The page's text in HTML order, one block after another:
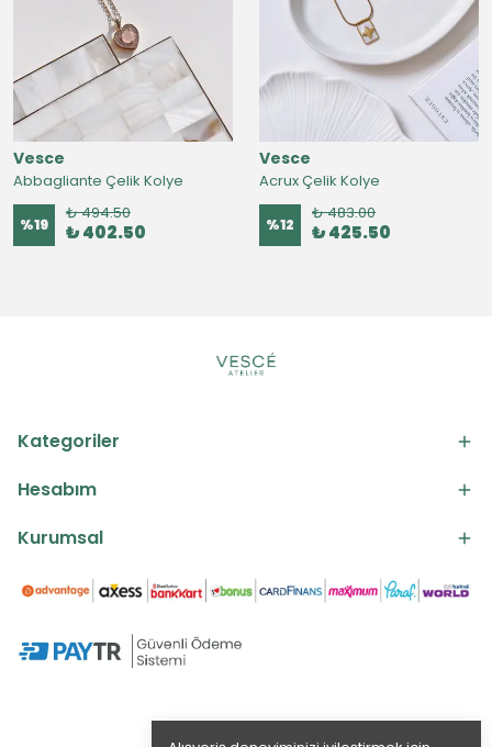
Vesce
Abbagliante Çelik Kolye
%19
₺ 494.50
₺ 402.50
Vesce
Acrux Çelik Kolye
%12
₺ 483.00
₺ 425.50
Kategoriler
Hesabım
Kurumsal